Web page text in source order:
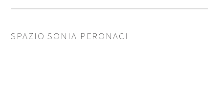
SPAZIO SONIA PERONACI